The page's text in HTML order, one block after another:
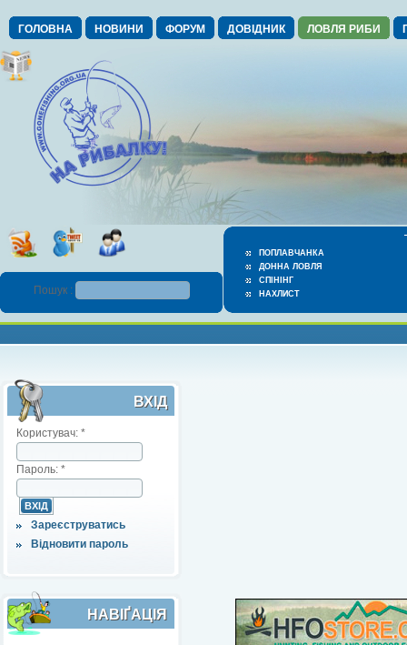
ГОЛОВНА НОВИНИ ФОРУМ ДОВІДНИК ЛОВЛЯ РИБИ
ПОПЛАВЧАНКА
ДОННА ЛОВЛЯ
СПІНІНГ
НАХЛИСТ
Пошук :
ВХІД
Користувач: *
Пароль: *
Зареєструватись
Відновити пароль
НАВІҐАЦІЯ